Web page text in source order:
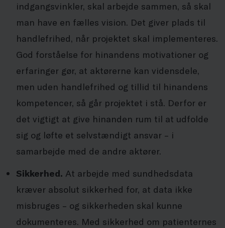
indgangsvinkler, skal arbejde sammen, så skal
man have en fælles vision. Det giver plads til
handlefrihed, når projektet skal implementeres.
God forståelse for hinandens motivationer og
erfaringer gør, at aktørerne kan vidensdele,
men uden handlefrihed og tillid til hinandens
kompetencer, så går projektet i stå. Derfor er
det vigtigt at give hinanden rum til at udfolde
sig og løfte et selvstændigt ansvar – i
samarbejde med de andre aktører.
Sikkerhed. At arbejde med sundhedsdata
kræver absolut sikkerhed for, at data ikke
misbruges – og sikkerheden skal kunne
dokumenteres. Med sikkerhed om patienternes